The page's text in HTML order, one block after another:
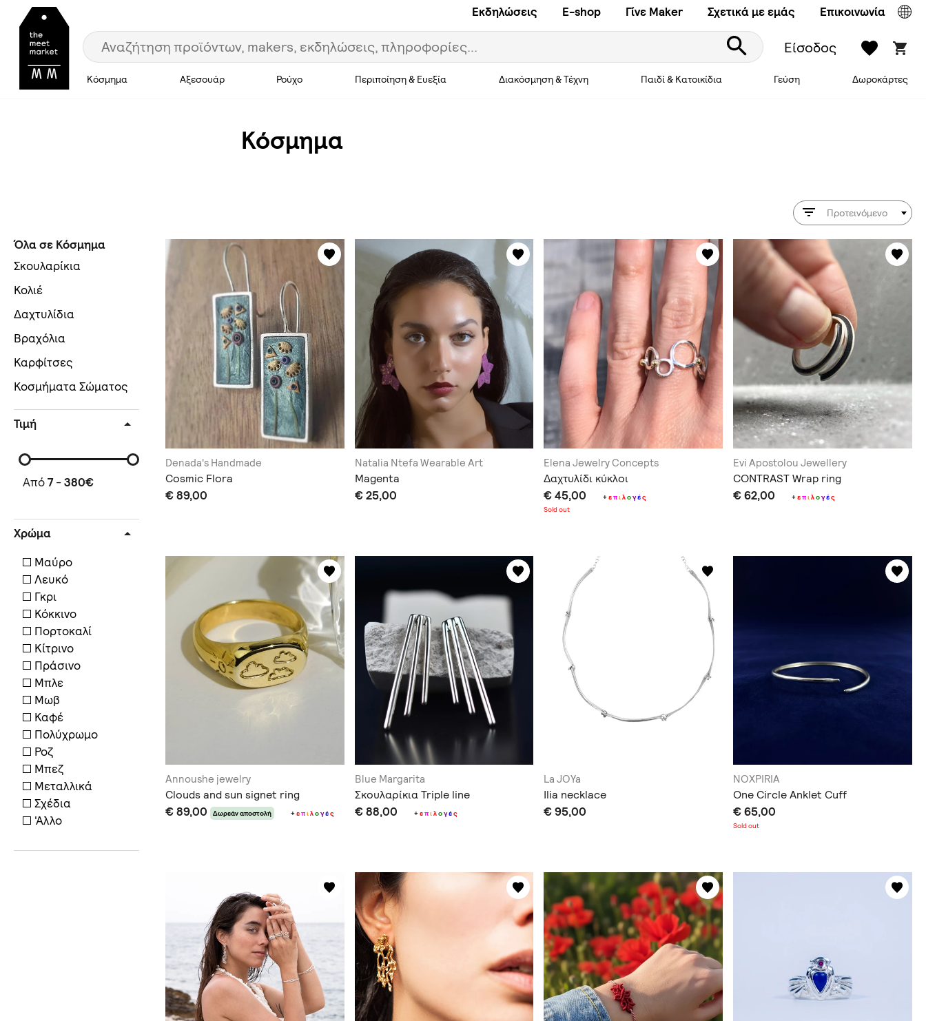
Εκδηλώσεις E-shop Γίνε Maker Σχετικά με εμάς Επικοινωνία
Είσοδος
Κόσμημα Αξεσουάρ Ρούχο Περιποίηση & Ευεξία Διακόσμηση & Τέχνη Παιδί & Κατοικίδια Γεύση Δωροκάρτες
Κόσμημα
Προτεινόμενο
Όλα σε Κόσμημα
Σκουλαρίκια
Κολιέ
Δαχτυλίδια
Βραχόλια
Καρφίτσες
Κοσμήματα Σώματος
Τιμή
Από7-380€
Χρώμα
Μαύρο
Λευκό
Γκρι
Κόκκινο
Πορτοκαλί
Κίτρινο
Πράσινο
Μπλε
Μωβ
Καφέ
Πολύχρωμο
Ροζ
Μπεζ
Μεταλλικά
Σχέδια
'Αλλο
Denada's Handmade
Cosmic Flora
€ 89,00
Natalia Ntefa Wearable Art
Magenta
€ 25,00
Elena Jewelry Concepts
Δαχτυλίδι κύκλοι
€ 45,00 +επιλογές
Sold out
Evi Apostolou Jewellery
CONTRAST Wrap ring
€ 62,00 +επιλογές
Annoushe jewelry
Clouds and sun signet ring
€ 89,00 Δωρεάν αποστολή +επιλογές
Blue Margarita
Σκουλαρίκια Triple line
€ 88,00 +επιλογές
La JOYa
Ilia necklace
€ 95,00
NOXPIRIA
One Circle Anklet Cuff
€ 65,00
Sold out